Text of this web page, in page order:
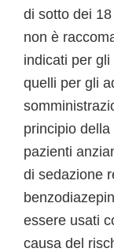
di sotto dei
non è
indicati per
quelli per gli
principio
pazienti
di sedazione
essere usati
causa del